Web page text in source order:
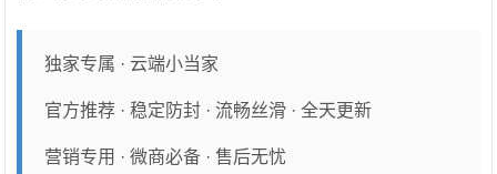
独家专属 · 云端小当家
官方推荐 · 稳定防封 · 流畅丝滑 · 全天更新
营销专用 · 微商必备 · 售后无忧